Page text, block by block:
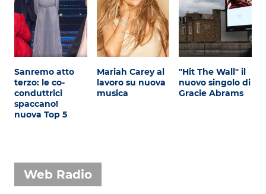
Sanremo atto
terzo: le co-
conduttrici
spaccano!
nuova Top 5
Mariah Carey al
lavoro su nuova
musica
"Hit The Wall" il
nuovo singolo di
Gracie Abrams
Web Radio